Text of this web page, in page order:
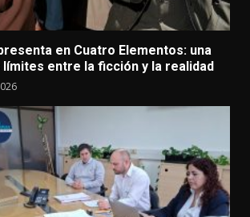
en Cuatro Elementos: una
entre la ficción y la realidad